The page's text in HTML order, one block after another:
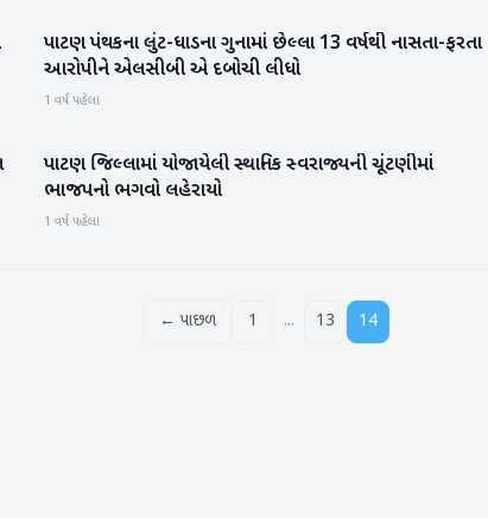
પાટણ
પાટણ પંથકના લુંટ-ધાડના ગુનામાં છેલ્લા 13 વર્ષથી નાસતા-ફરતા
આરોપીને એલસીબી એ દબોચી લીધો
1 વર્ષ પહેલા
પાટણ
પાટણ જિલ્લામાં યોજાયેલી સ્થાનિક સ્વરાજ્યની ચૂંટણીમાં
ભાજપનો ભગવો લહેરાયો
1 વર્ષ પહેલા
← પાછળ 1 ... 13 14